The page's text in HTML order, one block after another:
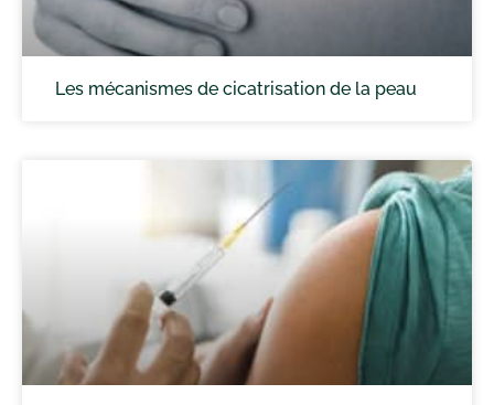
Les mécanismes de cicatrisation de la peau